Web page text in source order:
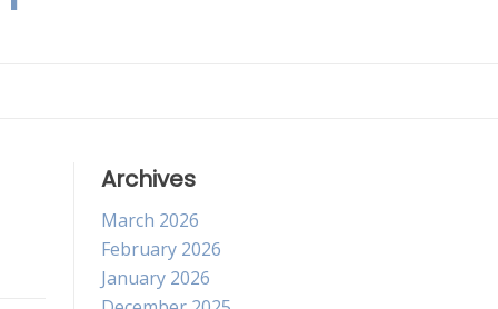
Archives
March 2026
February 2026
January 2026